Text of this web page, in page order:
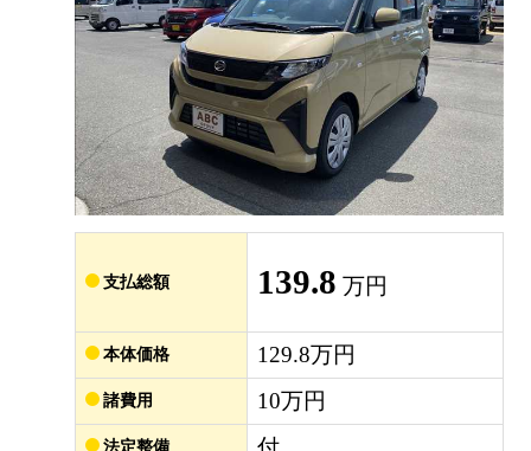
支払総額 139.8 万円
本体価格 129.8万円
諸費用 10万円
法定整備